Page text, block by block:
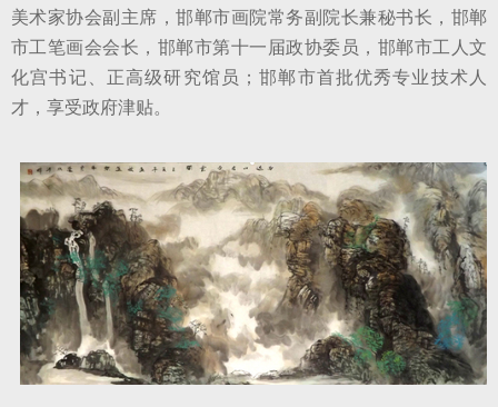
美术家协会副主席，邯郸市画院常务副院长兼秘书长，邯郸
市工笔画会会长，邯郸市第十一届政协委员，邯郸市工人文
化宫书记、正高级研究馆员；邯郸市首批优秀专业技术人
才，享受政府津贴。